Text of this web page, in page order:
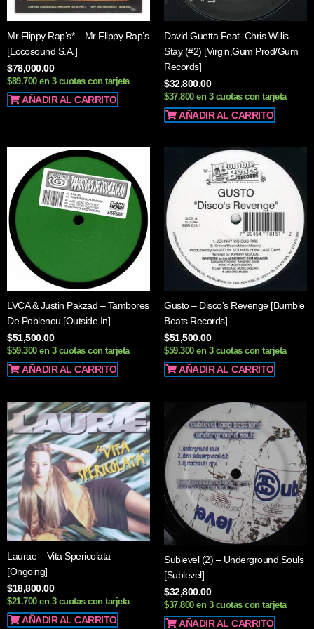
Mr Flippy Rap’s* – Mr Flippy Rap’s
[Eccosound S.A.]
$78,000.00
$89.700 en 3 cuotas con tarjeta
AÑADIR AL CARRITO
David Guetta Feat. Chris Willis –
Stay (#2) [Virgin,Gum Prod/Gum
Records]
$32,800.00
$37.800 en 3 cuotas con tarjeta
AÑADIR AL CARRITO
LVCA & Justin Pakzad – Tambores
De Poblenou [Outside In]
$51,500.00
$59.300 en 3 cuotas con tarjeta
AÑADIR AL CARRITO
Gusto – Disco’s Revenge [Bumble
Beats Records]
$51,500.00
$59.300 en 3 cuotas con tarjeta
AÑADIR AL CARRITO
Laurae – Vita Spericolata
[Ongoing]
$18,800.00
$21.700 en 3 cuotas con tarjeta
AÑADIR AL CARRITO
Sublevel (2) – Underground Souls
[Sublevel]
$32,800.00
$37.800 en 3 cuotas con tarjeta
AÑADIR AL CARRITO